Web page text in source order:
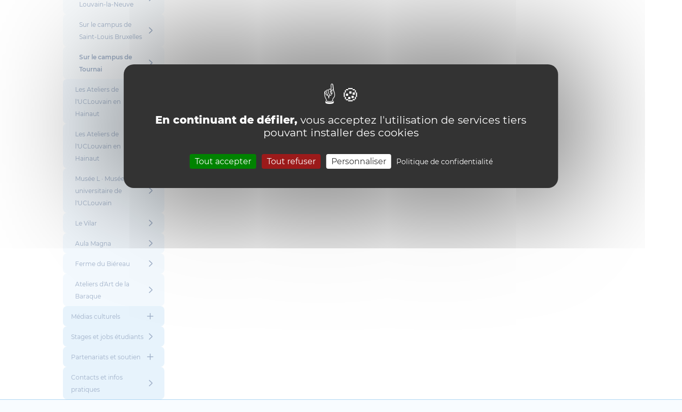
En continuant de défiler, vous acceptez l'utilisation de services tiers
pouvant installer des cookies
Tout accepter Tout refuser Personnaliser Politique de confidentialité
Louvain-la-Neuve
Sur le campus de
Saint-Louis Bruxelles
Sur le campus de
Tournai
Les Ateliers de
l'UCLouvain en
Hainaut
Les Ateliers de
l'UCLouvain en
Hainaut
Musée L · Musée
universitaire de
l'UCLouvain
Le Vilar
Aula Magna
Ferme du Biéreau
Ateliers d'Art de la
Baraque
Médias culturels
Stages et jobs étudiants
Partenariats et soutien
Contacts et infos
pratiques